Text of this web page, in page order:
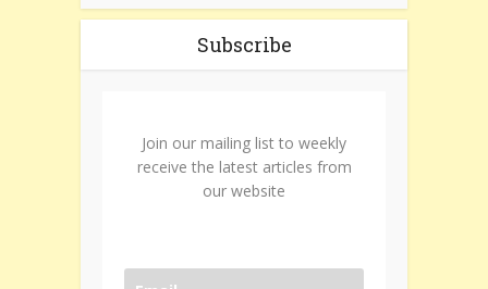
Subscribe
Join our mailing list to weekly
receive the latest articles from
our website